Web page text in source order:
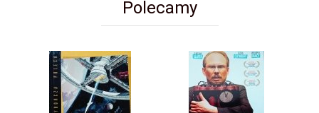
Polecamy